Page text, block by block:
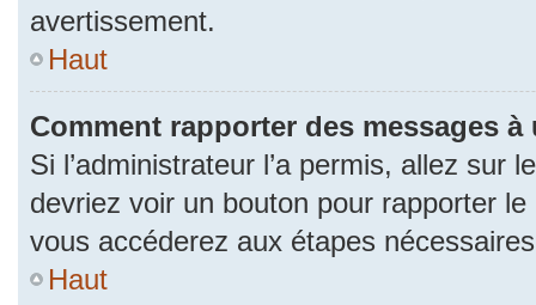
avertissement.
Haut
Comment rapporter des messages
Si l’administrateur l’a permis, allez sur
devriez voir un bouton pour rapporter
vous accéderez aux étapes
Haut